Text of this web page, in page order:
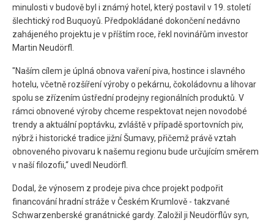
minulosti v budově byl i známý hotel, který postavil v 19. století
šlechtický rod Buquoyů. Předpokládané dokončení nedávno
zahájeného projektu je v příštím roce, řekl novinářům investor
Martin Neudörfl.
"Naším cílem je úplná obnova vaření piva, hostince i slavného
hotelu, včetně rozšíření výroby o pekárnu, čokoládovnu a lihovar
spolu se zřízením ústřední prodejny regionálních produktů. V
rámci obnovené výroby chceme respektovat nejen novodobé
trendy a aktuální poptávku, zvláště v případě sportovních piv,
nýbrž i historické tradice jižní Šumavy, přičemž právě vztah
obnoveného pivovaru k našemu regionu bude určujícím směrem
v naší filozofii,“ uvedl Neudörfl.
Dodal, že výnosem z prodeje piva chce projekt podpořit
financování hradní stráže v Českém Krumlově - takzvané
Schwarzenberské granátnické gardy. Založil ji Neudörflův syn,